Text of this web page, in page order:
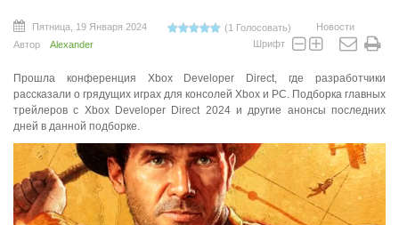
Пятница, 19 Января 2024 (1 Голосовать)
Новости
Автор
Alexander Шрифт
Прошла конференция Xbox Developer Direct, где разработчики
рассказали о грядущих играх для консолей Xbox и PC. Подборка главных
трейлеров с Xbox Developer Direct 2024 и другие анонсы последних
дней в данной подборке.